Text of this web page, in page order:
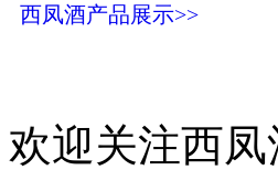
西凤酒产品展示>>
欢迎关注西凤